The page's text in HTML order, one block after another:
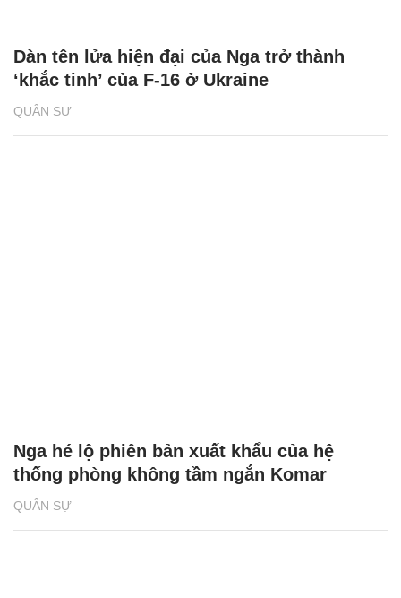
QUÂN SỰ
Dàn tên lửa hiện đại của Nga trở thành
‘khắc tinh’ của F-16 ở Ukraine
QUÂN SỰ
Nga hé lộ phiên bản xuất khẩu của hệ
thống phòng không tầm ngắn Komar